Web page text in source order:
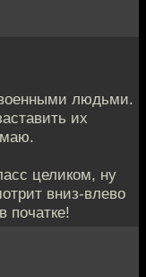
людьми.
их
целиком, ну
вниз-влево
початке!